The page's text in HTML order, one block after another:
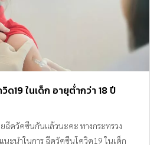
ด19 ในเด็ก อายุต่ำกว่า 18 ปี
ฉีดวัคซีนกันแล้วนะคะ ทางกระทรวง
นะนำในการ ฉีดวัคซีนโควิด19 ในเด็ก